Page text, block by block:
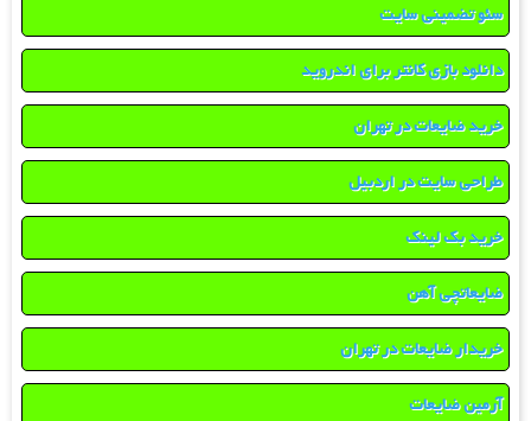
سئو تضمینی سایت
دانلود بازی کانتر برای اندروید
خرید ضایعات در تهران
طراحی سایت در اردبیل
خرید بک لینک
ضایعاتچی آهن
خریدار ضایعات در تهران
آرمین ضایعات